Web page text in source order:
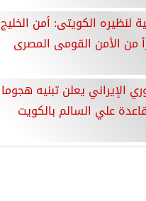
لنظيره الكويتى: أمن الخليج
من الأمن القومى المصرى
الإيراني يعلن تبنيه هجوما
علي السالم بالكويت